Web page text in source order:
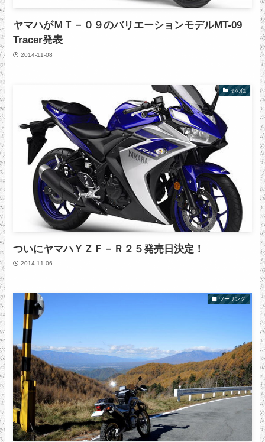
ヤマハがＭＴ－０９のバリエーションモデルMT-09
Tracer発表
2014-11-08
その他
ついにヤマハＹＺＦ－Ｒ２５発売日決定！
2014-11-06
ツーリング